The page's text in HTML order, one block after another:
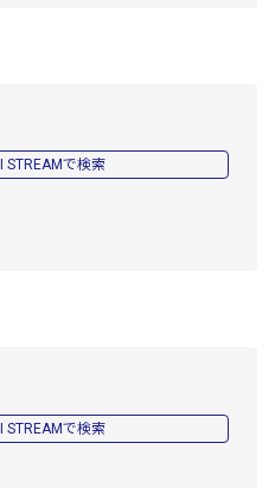
STREAMで検索
STREAMで検索